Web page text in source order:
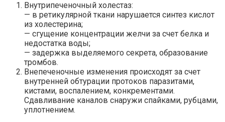
Внутрипеченочный холестаз:
— в ретикулярной ткани нарушается синтез кислот
из холестерина;
— сгущение концентрации желчи за счет белка и
недостатка воды;
— задержка выделяемого секрета, образование
тромбов.
Внепеченочные изменения происходят за счет
внутренней обтурации протоков паразитами,
кистами, воспалением, конкрементами.
Сдавливание каналов снаружи спайками, рубцами,
уплотнением.